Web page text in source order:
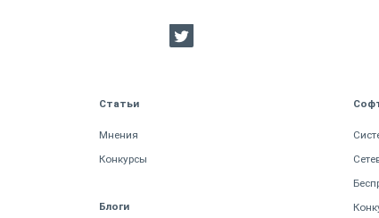
Статьи
Мнения
Конкурсы
Блоги